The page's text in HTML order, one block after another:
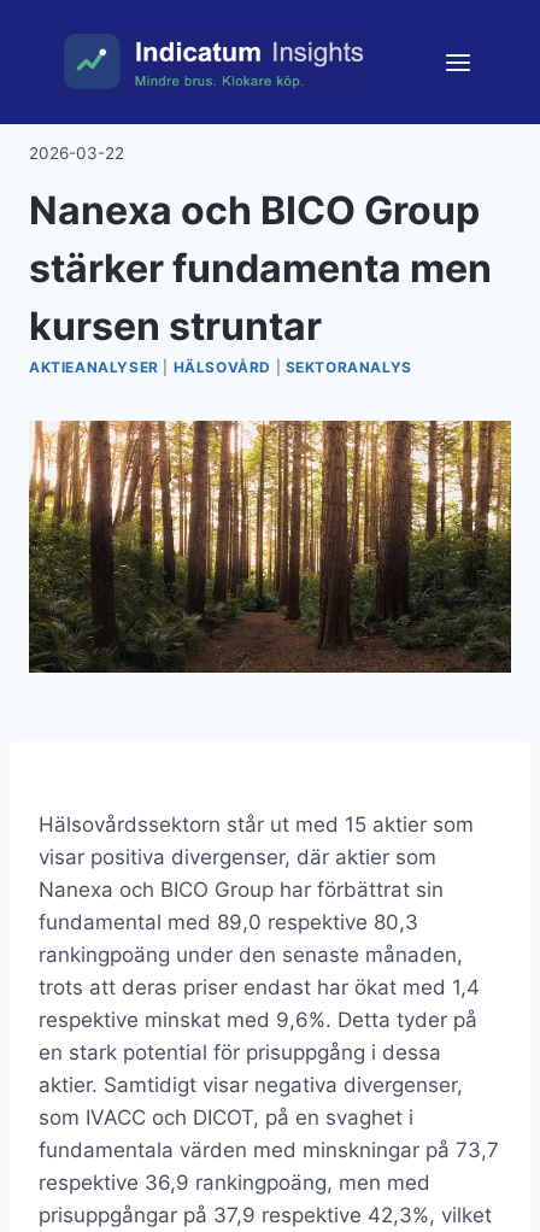
content
2026-03-22
Nanexa och BICO Group
stärker fundamenta men
kursen struntar
AKTIEANALYSER HÄLSOVÅRD SEKTORANALYS
Hälsovårdssektorn står ut med 15 aktier som
visar positiva divergenser, där aktier som
Nanexa och BICO Group har förbättrat sin
fundamental med 89,0 respektive 80,3
rankingpoäng under den senaste månaden,
trots att deras priser endast har ökat med 1,4
respektive minskat med 9,6%. Detta tyder på
en stark potential för prisuppgång i dessa
aktier. Samtidigt visar negativa divergenser,
som IVACC och DICOT, på en svaghet i
fundamentala värden med minskningar på 73,7
respektive 36,9 rankingpoäng, men med
prisuppgångar på 37,9 respektive 42,3%, vilket